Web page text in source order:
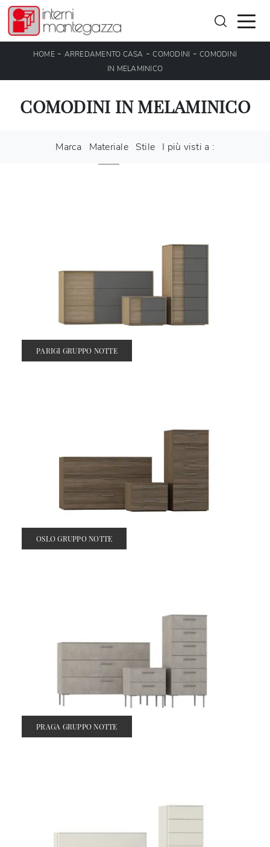
HOME- ARREDAMENTO CASA -COMODINI -COMODINI
IN MELAMINICO
COMODINI IN MELAMINICO
Marca Materiale Stile I più visti a :
PARIGI GRUPPO NOTTE
OSLO GRUPPO NOTTE
PRAGA GRUPPO NOTTE